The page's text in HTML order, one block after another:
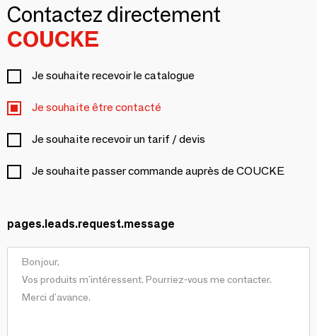
Contactez directement
COUCKE
Je souhaite recevoir le catalogue
Je souhaite être contacté
Je souhaite recevoir un tarif / devis
Je souhaite passer commande auprès de COUCKE
pages.leads.request.message